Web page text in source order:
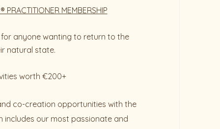
PRACTITIONER MEMBERSHIP
anyone wanting to return to the
natural state.
worth €200+
co-creation opportunities with the
includes our most passionate and